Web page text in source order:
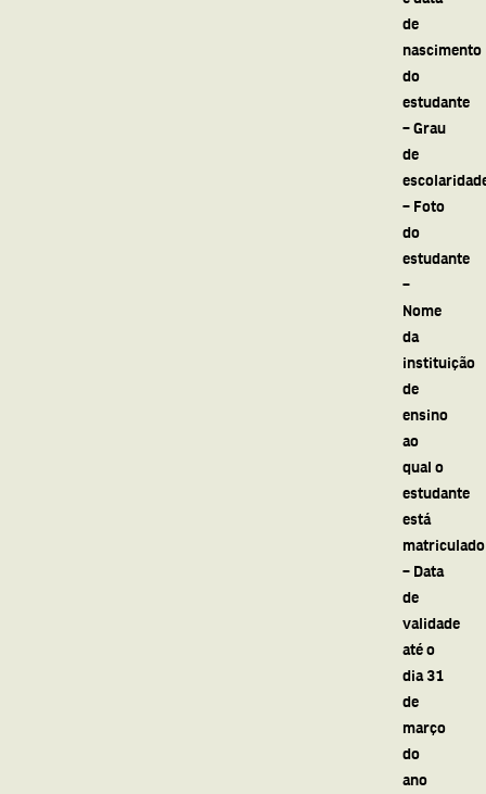
de
nascimento
do
estudante
– Grau
de
– Foto
do
estudante
–
Nome
da
instituição
de
ensino
ao
qual o
estudante
está
matriculado
– Data
de
validade
até o
dia 31
de
março
do
ano